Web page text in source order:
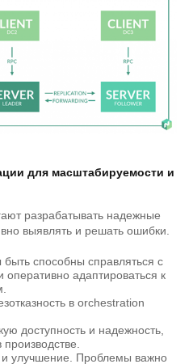
для масштабируемости и
разрабатывать надежные
выявлять и решать ошибки.
способны справляться с
оперативно адаптироваться к
в orchestration
доступность и надежность,
и улучшение. Проблемы важно